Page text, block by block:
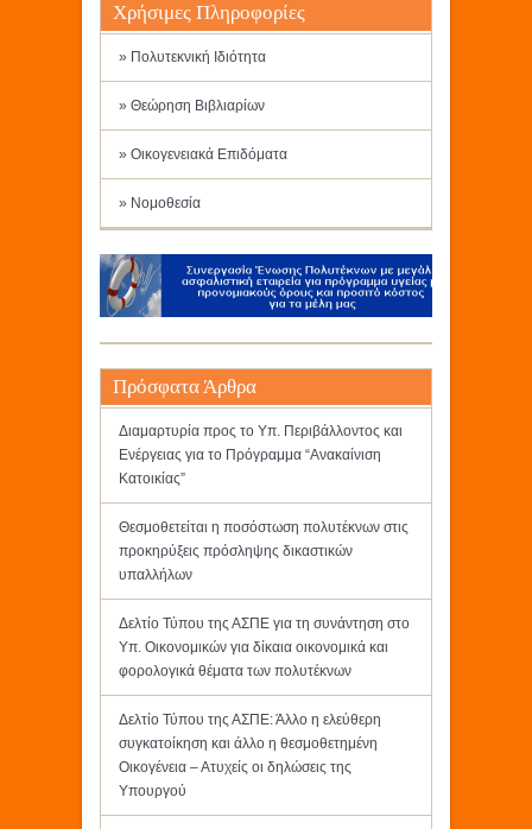
Χρήσιμες Πληροφορίες
» Πολυτεκνική Ιδιότητα
» Θεώρηση Βιβλιαρίων
» Οικογενειακά Επιδόματα
» Νομοθεσία
Πρόσφατα Άρθρα
Διαμαρτυρία προς το Υπ. Περιβάλλοντος και
Ενέργειας για το Πρόγραμμα “Ανακαίνιση
Κατοικίας”
Θεσμοθετείται η ποσόστωση πολυτέκνων στις
προκηρύξεις πρόσληψης δικαστικών
υπαλλήλων
Δελτίο Τύπου της ΑΣΠΕ για τη συνάντηση στο
Υπ. Οικονομικών για δίκαια οικονομικά και
φορολογικά θέματα των πολυτέκνων
Δελτίο Τύπου της ΑΣΠΕ: Άλλο η ελεύθερη
συγκατοίκηση και άλλο η θεσμοθετημένη
Οικογένεια – Ατυχείς οι δηλώσεις της
Υπουργού